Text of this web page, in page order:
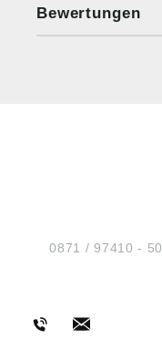
Bewertungen
Tel.:0871 / 97410 - 50